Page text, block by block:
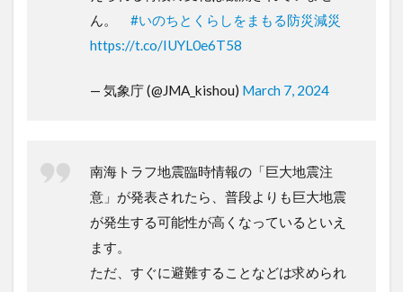
ん。 #いのちとくらしをまもる防災減災
https://t.co/IUYL0e6T58
— 気象庁 (@JMA_kishou) March 7, 2024
南海トラフ地震臨時情報の「巨大地震注
意」が発表されたら、普段よりも巨大地震
が発生する可能性が高くなっているといえ
ます。
ただ、すぐに避難することなどは求められ